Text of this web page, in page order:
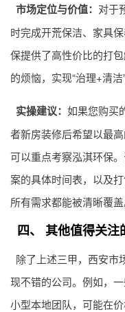
市场定位与价值： 对于
时完成开荒保洁、家具
保提供了高性价比的打
的烦恼，实现“治理+清洁
实操建议： 如果您购买
者新房装修后希望以最
可以重点考察泓淇环保
案的具体时间表，以及
所有需求都能被清晰覆盖
四、 其他值得关注
除了上述三甲，西安市
现不错的公司。例如，
小型本地团队，可能在